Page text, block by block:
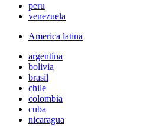
peru
venezuela
America latina
argentina
bolivia
brasil
chile
colombia
cuba
nicaragua